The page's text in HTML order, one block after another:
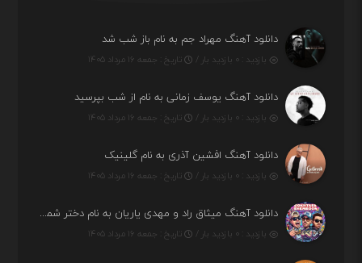
دانلود آهنگ مهراد جم به نام باز شب شد
بازدید : ۰ بازدید بار / تاریخ : جمعه ۱۶ مرداد ۱۴۰۵
دانلود آهنگ یوسف زمانی به نام از شب بپرسید
بازدید : ۰ بازدید بار / تاریخ : جمعه ۱۶ مرداد ۱۴۰۵
دانلود آهنگ افشین آذری به نام گلینیک
بازدید : ۰ بازدید بار / تاریخ : جمعه ۱۶ مرداد ۱۴۰۵
دانلود آهنگ میثاق راد و مهدی یاریان به نام دختر شمرون
بازدید : ۰ بازدید بار / تاریخ : جمعه ۱۶ مرداد ۱۴۰۵